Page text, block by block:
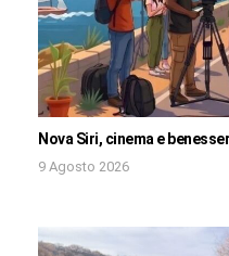
Nova Siri, cinema e
9 Agosto 2026